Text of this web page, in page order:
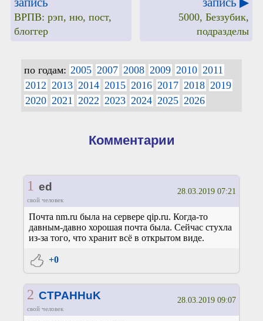
ВРПВ: рэп, ню, пост,
блоггер
5000, Беззубик,
подразделы
по годам: 2005 2007 2008 2009 2010 2011
2012 2013 2014 2015 2016 2017 2018 2019
2020 2021 2022 2023 2024 2025 2026
Комментарии
1 ed
свой человек
28.03.2019 07:21
Почта nm.ru была на сервере qip.ru. Когда-то
давным-давно хорошая почта была. Сейчас стухла
из-за того, что хранит всё в открытом виде.
+0
2 CTPAHHuK
свой человек
28.03.2019 09:07